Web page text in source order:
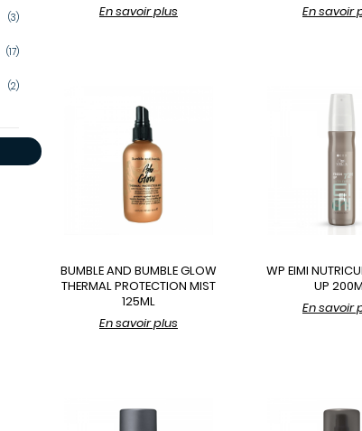
(3)
(17)
(2)
En savoir plus
En savoir
BUMBLE AND BUMBLE GLOW
THERMAL PROTECTION MIST
125ML
En savoir plus
WP EIMI
UP
En savoir